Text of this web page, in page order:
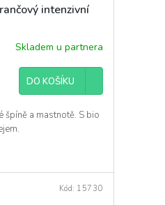
intenzivní
Skladem u partnera
DO KOŠÍKU
špíně a mastnotě. S bio
Kód: 15730